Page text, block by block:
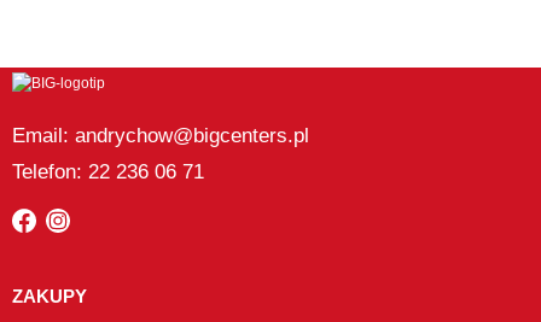
Email: andrychow@bigcenters.pl
Telefon: 22 236 06 71
ZAKUPY